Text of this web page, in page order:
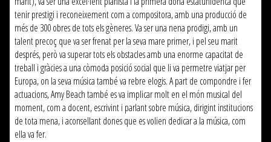
tenir prestigi i reconeixement com a compositora, amb una producció de
més de 300 obres de tots els gèneres. Va ser una nena prodigi, amb un
talent precoç que va ser frenat per la seva mare primer, i pel seu marit
després, però va superar tots els obstacles amb una enorme capacitat de
treball i gràcies a una còmoda posició social que li va permetre viatjar per
Europa, on la seva música també va rebre elogis. A part de compondre i fer
actuacions, Amy Beach també es va implicar molt en el món musical del
moment, com a docent, escrivint i parlant sobre música, dirigint institucions
de tota mena, i aconsellant dones que es volien dedicar a la música, com
ella va fer.